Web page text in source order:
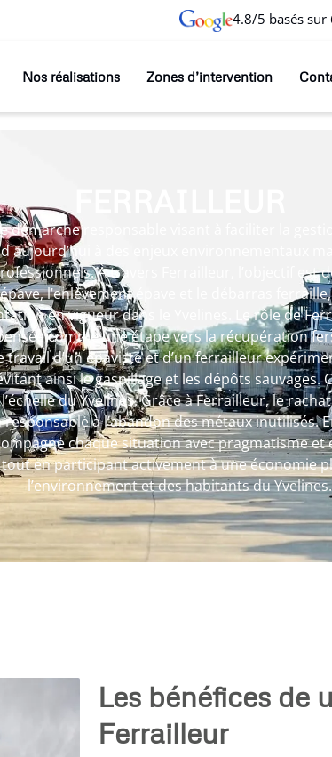
4.8/5 basés sur
Nos réalisations Zones d’intervention
démarche responsable visant à faciliter la
aujourd’hui à des enjeux environnementaux
À travers Ferrailleur, l’objectif est
l’enlèvement épave et le débarras
en vigueur dans le Yvelines. Le rôle de
comme une étape vers la récupération
travail d’un épaviste et d’un ferrailleur
ainsi le gaspillage et les dépôts
du Yvelines. Grâce à Ferrailleur, le
à l’abandon des métaux inutilisés.
chaque situation avec pragmatisme
en participant activement à une économie
l’environnement et des habitants du Yvelines.
Les bénéfices de
Ferrailleur